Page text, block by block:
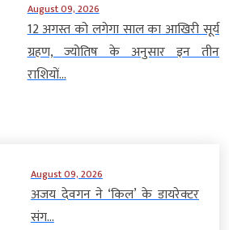
August 09, 2026
12 अगस्त को लगेगा साल का आखिरी सूर्य
ग्रहण, ज्योतिष के अनुसार इन तीन
राशियों...
August 09, 2026
अजय देवगन ने ‘किल’ के डायरेक्टर
संग...